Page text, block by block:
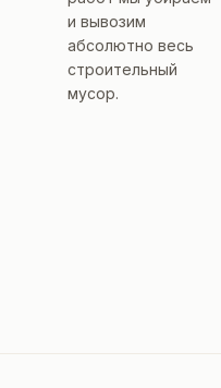
и вывозим
абсолютно весь
строительный
мусор.